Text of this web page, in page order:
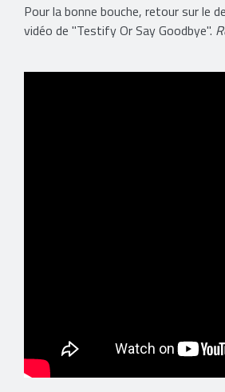
Pour la bonne bouche, retour sur le
vidéo de "Testify Or Say Goodbye".